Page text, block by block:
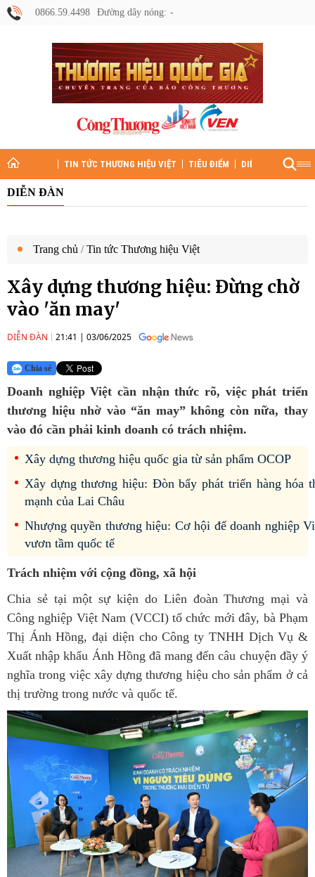
Đường dây nóng:
0866.59.4498
TIN TỨC THƯƠNG HIỆU VIỆT TIÊU ĐIỂM DIỄN ĐÀN HỒ
DIỄN ĐÀN
Trang chủ /Tin tức Thương hiệu Việt
Xây dựng thương hiệu: Đừng chờ
vào 'ăn may'
DIỄN ĐÀN 21:41 | 03/06/2025
Chia sẻ
Doanh nghiệp Việt cần nhận thức rõ, việc phát triển
thương hiệu nhờ vào “ăn may” không còn nữa, thay
vào đó cần phải kinh doanh có trách nhiệm.
Xây dựng thương hiệu quốc gia từ sản phẩm OCOP
Xây dựng thương hiệu: Đòn bẩy phát triển hàng hóa
mạnh của Lai Châu
Nhượng quyền thương hiệu: Cơ hội để doanh nghiệp
vươn tầm quốc tế
Trách nhiệm với cộng đồng, xã hội
Chia sẻ tại một sự kiện do Liên đoàn Thương mại và
Công nghiệp Việt Nam (VCCI) tổ chức mới đây, bà Phạm
Thị Ánh Hồng, đại diện cho Công ty TNHH Dịch Vụ &
Xuất nhập khẩu Ánh Hồng đã mang đến câu chuyện đầy ý
nghĩa trong việc xây dựng thương hiệucho sản phẩm ở cả
thị trường trong nước và quốc tế.